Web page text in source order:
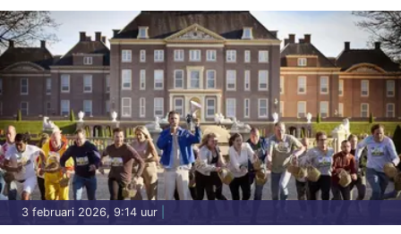
3 februari 2026, 9:14 uur